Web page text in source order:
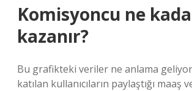
Komisyoncu ne
kazanır?
Bu grafikteki veriler ne anlama
katılan kullanıcıların paylaştığı maaş